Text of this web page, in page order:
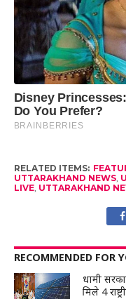
RELATED ITEMS:
UTTARAKHAND NEWS,
LIVE, UTTARAKHAND
RECOMMENDED FOR
धामी
मिले 4